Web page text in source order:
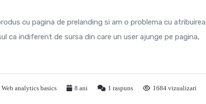
cu pagina de prelanding si am o problema cu atribuirea
ca indiferent de sursa din care un user ajunge pe pagina,
Web analytics basics 8 ani 1 raspuns 1684 vizualizari